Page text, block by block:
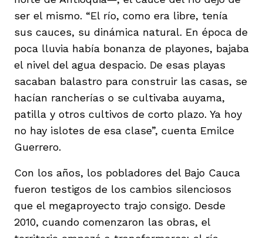
ser el mismo. “El río, como era libre, tenía
sus cauces, su dinámica natural. En época de
poca lluvia había bonanza de playones, bajaba
el nivel del agua despacio. De esas playas
sacaban balastro para construir las casas, se
hacían rancherías o se cultivaba auyama,
patilla y otros cultivos de corto plazo. Ya hoy
no hay islotes de esa clase”, cuenta Emilce
Guerrero.
Con los años, los pobladores del Bajo Cauca
fueron testigos de los cambios silenciosos
que el megaproyecto trajo consigo. Desde
2010, cuando comenzaron las obras, el